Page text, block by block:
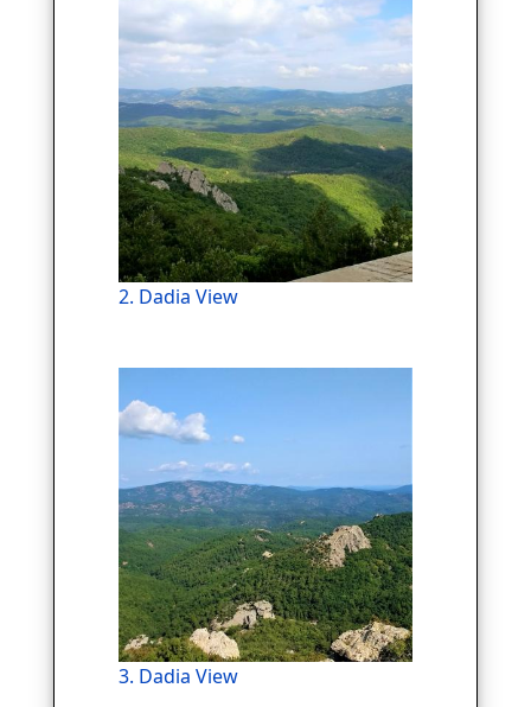
2. Dadia View
3. Dadia View